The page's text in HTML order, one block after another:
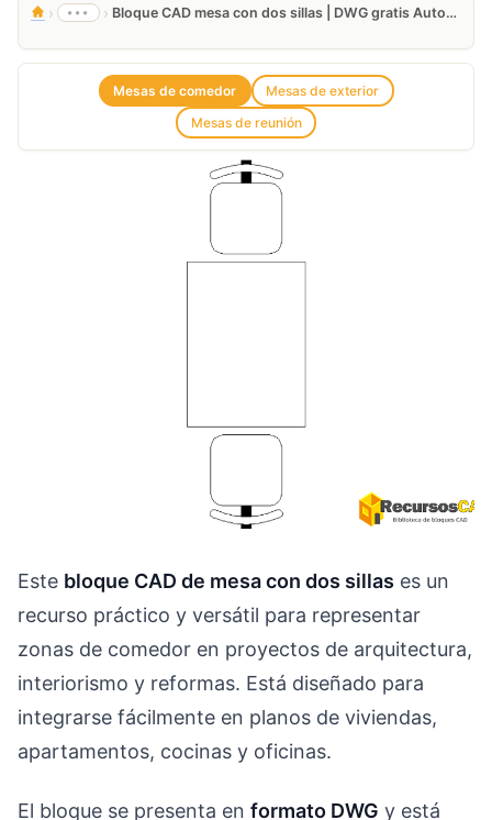
› ••• › Bloque CAD mesa con dos sillas | DWG gratis AutoCAD
Mesas de comedor
Mesas de exterior
Mesas de reunión
Este bloque CAD de mesa con dos sillas es un
recurso práctico y versátil para representar
zonas de comedor en proyectos de arquitectura,
interiorismo y reformas. Está diseñado para
integrarse fácilmente en planos de viviendas,
apartamentos, cocinas y oficinas.
El bloque se presenta en formato DWG y está